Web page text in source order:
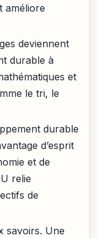
améliore
deviennent
durable à
et
le tri, le
durable
d’esprit
et de
relie
de
savoirs. Une